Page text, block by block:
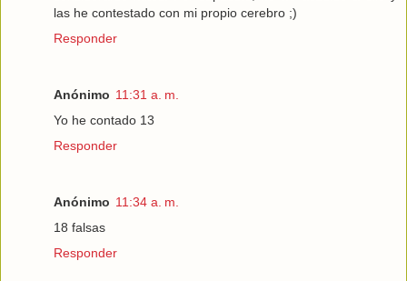
las he contestado con mi propio cerebro ;)
Responder
Anónimo 11:31 a. m.
Yo he contado 13
Responder
Anónimo 11:34 a. m.
18 falsas
Responder